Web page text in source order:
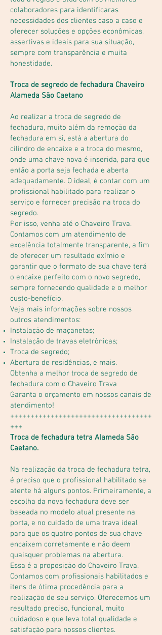
colaboradores para identificaras
necessidades dos clientes caso a caso e
oferecer soluções e opções econômicas,
assertivas e ideais para sua situação,
sempre com transparência e muita
honestidade.
Troca de segredo de fechadura Chaveiro
Alameda São Caetano
Ao realizar a troca de segredo de
fechadura, muito além da remoção da
fechadura em si, está a abertura do
cilindro de encaixe e a troca do mesmo,
onde uma chave nova é inserida, para que
então a porta seja fechada e aberta
adequadamente. O ideal, é contar com um
profissional habilitado para realizar o
serviço e fornecer precisão na troca do
segredo.
Por isso, venha até o Chaveiro Trava.
Contamos com um atendimento de
excelência totalmente transparente, a fim
de oferecer um resultado exímio e
garantir que o formato de sua chave terá
o encaixe perfeito com o novo segredo,
sempre fornecendo qualidade e o melhor
custo-benefício.
Veja mais informações sobre nossos
outros atendimentos:
Instalação de maçanetas;
Instalação de travas eletrônicas;
Troca de segredo;
Abertura de residências, e mais.
Obtenha a melhor troca de segredo de
fechadura com o Chaveiro Trava
Garanta o orçamento em nossos canais de
atendimento!
+++++++++++++++++++++++++++++++++++
+++
Troca de fechadura tetra Alameda São
Caetano.
Na realização da troca de fechadura tetra,
é preciso que o profissional habilitado se
atente há alguns pontos. Primeiramente, a
escolha da nova fechadura deve ser
baseada no modelo atual presente na
porta, e no cuidado de uma trava ideal
para que os quatro pontos de sua chave
encaixem corretamente e não deem
quaisquer problemas na abertura.
Essa é a proposição do Chaveiro Trava.
Contamos com profissionais habilitados e
itens de ótima procedência para a
realização de seu serviço. Oferecemos um
resultado preciso, funcional, muito
cuidadoso e que leva total qualidade e
satisfação para nossos clientes.